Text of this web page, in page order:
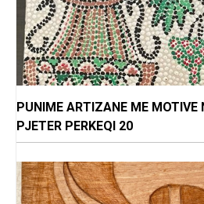
PUNIME ARTIZANE ME MOTIVE
PJETER PERKEQI 20